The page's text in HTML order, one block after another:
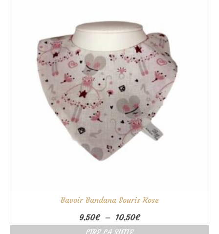
Bavoir Bandana Souris Rose
9.50€ – 10.50€Plage
de
LIRE LA SUITE